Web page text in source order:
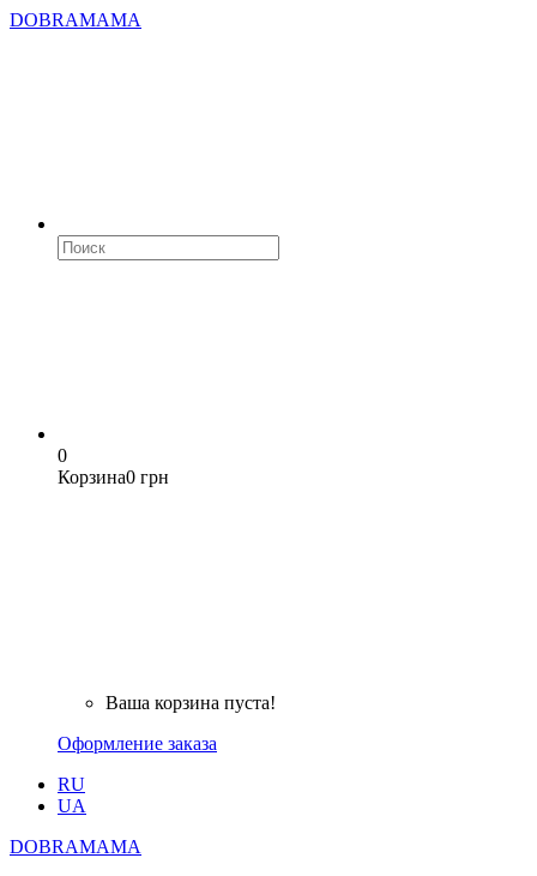
DOBRAMAMA
0
Корзина0 грн
Ваша корзина пуста!
Оформление заказа
RU
UA
DOBRAMAMA